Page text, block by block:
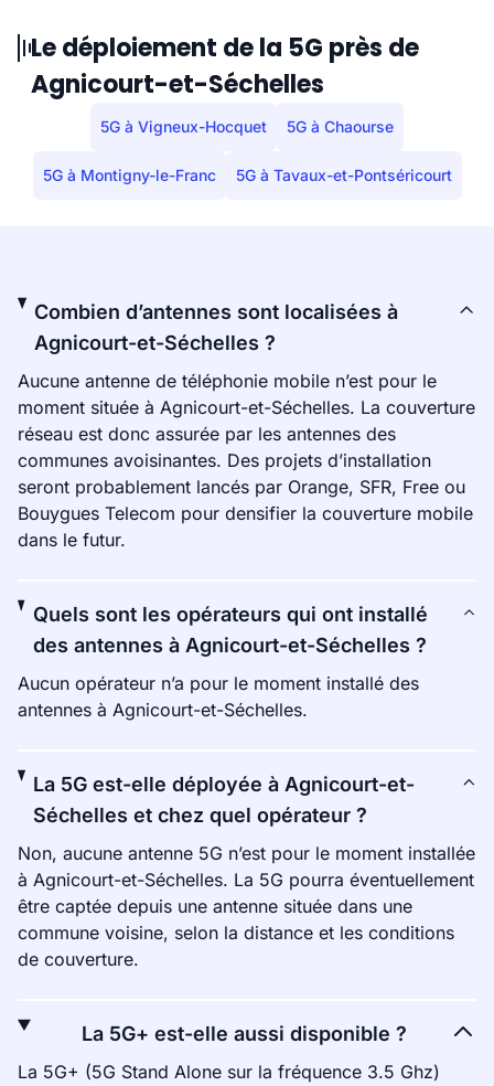
Le déploiement de la 5G près de
Agnicourt-et-Séchelles
5G à Vigneux-Hocquet 5G à Chaourse
5G à Montigny-le-Franc 5G à Tavaux-et-Pontséricourt
Combien d’antennes sont localisées à
Agnicourt-et-Séchelles ?
Aucune antenne de téléphonie mobile n’est pour le
moment située à Agnicourt-et-Séchelles. La couverture
réseau est donc assurée par les antennes des
communes avoisinantes. Des projets d’installation
seront probablement lancés par Orange, SFR, Free ou
Bouygues Telecom pour densifier la couverture mobile
dans le futur.
Quels sont les opérateurs qui ont installé
des antennes à Agnicourt-et-Séchelles ?
Aucun opérateur n’a pour le moment installé des
antennes à Agnicourt-et-Séchelles.
La 5G est-elle déployée à Agnicourt-et-
Séchelles et chez quel opérateur ?
Non, aucune antenne 5G n’est pour le moment installée
à Agnicourt-et-Séchelles. La 5G pourra éventuellement
être captée depuis une antenne située dans une
commune voisine, selon la distance et les conditions
de couverture.
La 5G+ est-elle aussi disponible ?
La 5G+ (5G Stand Alone sur la fréquence 3.5 Ghz)